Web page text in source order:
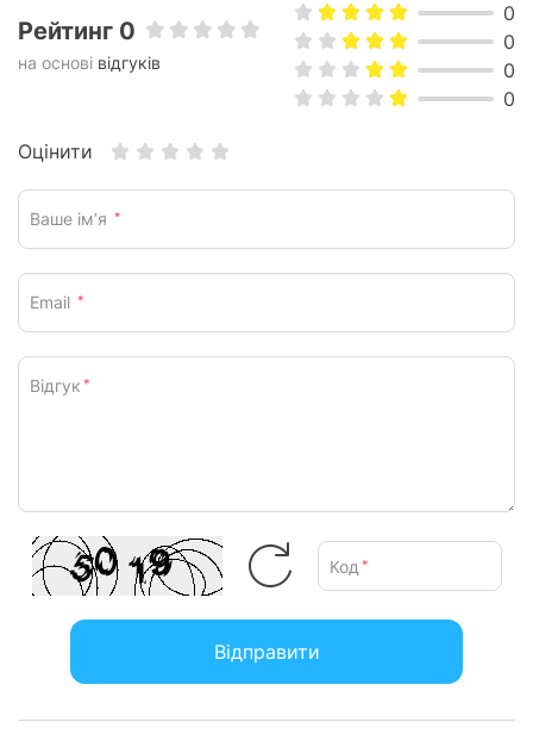
Рейтинг 0
на основі відгуків
0
0
0
0
Оцінити
Ваше ім’я *
Email *
Відгук *
Код *
Відправити